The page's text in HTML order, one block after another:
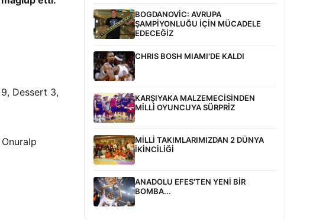
Dessert 3,
BOGDANOVİC: AVRUPA
ŞAMPİYONLUĞU İÇİN MÜCADELE
EDECEĞİZ
CHRIS BOSH MIAMI'DE KALDI
KARŞIYAKA MALZEMECİSİNDEN
MİLLİ OYUNCUYA SÜRPRİZ
MİLLİ TAKIMLARIMIZDAN 2 DÜNYA
İKİNCİLİĞİ
ANADOLU EFES'TEN YENİ BİR
BOMBA...